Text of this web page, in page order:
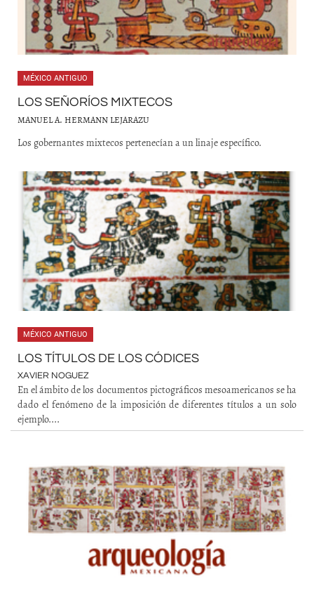
MÉXICO ANTIGUO
LOS SEÑORÍOS MIXTECOS
MANUEL A. HERMANN LEJARAZU
Los gobernantes mixtecos pertenecían a un linaje específico.
MÉXICO ANTIGUO
LOS TÍTULOS DE LOS CÓDICES
XAVIER NOGUEZ
En el ámbito de los documentos pictográficos mesoamericanos se ha
dado el fenómeno de la imposición de diferentes títulos a un solo
ejemplo....